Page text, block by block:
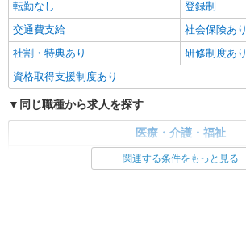
転勤なし
登録制
交通費支給
社会保険あり
社割・特典あり
研修制度あり
資格取得支援制度あり
同じ職種から求人を探す
医療・介護・福祉
関連する条件をもっと見る